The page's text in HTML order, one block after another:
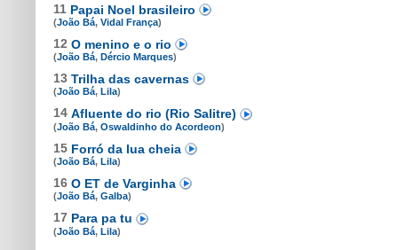
11 Papai Noel brasileiro
(João Bá, Vidal França)
12 O menino e o rio
(João Bá, Dércio Marques)
13 Trilha das cavernas
(João Bá, Lila)
14 Afluente do rio (Rio Salitre)
(João Bá, Oswaldinho do Acordeon)
15 Forró da lua cheia
(João Bá, Lila)
16 O ET de Varginha
(João Bá, Galba)
17 Para pa tu
(João Bá, Lila)